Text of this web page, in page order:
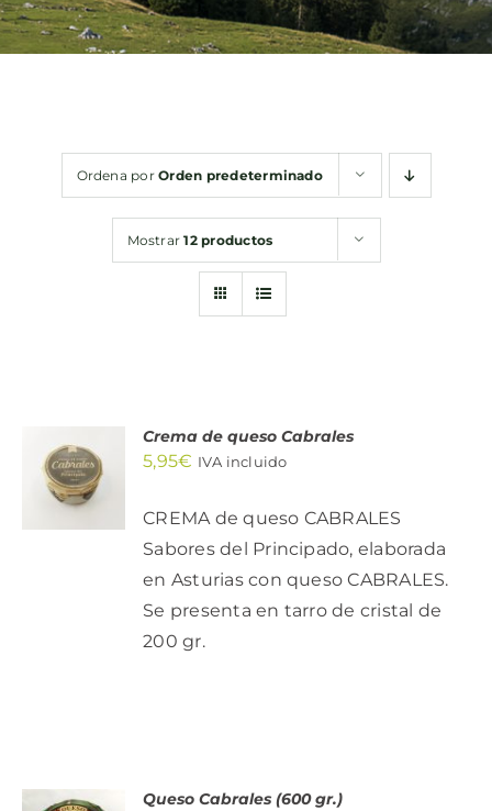
Bebidas
Ordena porOrden predeterminado
Mostrar12 productos
AL
CARRITO
/
Crema de queso Cabrales
5,95€ IVA incluido
CREMA de queso CABRALES
Sabores del Principado, elaborada
en Asturias con queso CABRALES.
Se presenta en tarro de cristal de
200 gr.
AÑADIR
Queso Cabrales (600 gr.)